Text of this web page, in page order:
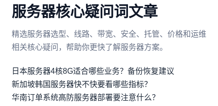
服务器核心疑问词文章
精选服务器选型、线路、带宽、安全、托管、价格和运维
相关核心疑问，帮助你更快了解服务器方案。
日本服务器4核8G适合哪些业务？备份恢复建议
新加坡韩国服务器快不快要看哪些指标？
华南订单系统高防服务器部署要注意什么？